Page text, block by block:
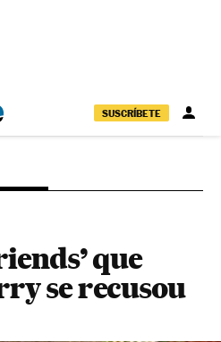
SUSCRÍBETE
que
se recusou